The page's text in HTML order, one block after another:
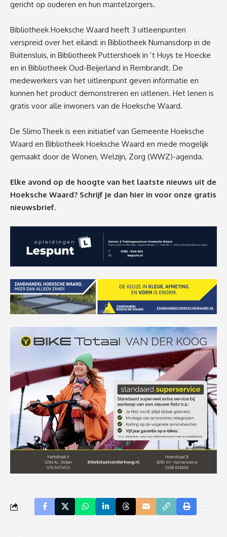
gericht op ouderen en hun mantelzorgers.
Bibliotheek Hoeksche Waard heeft 3 uitleenpunten
verspreid over het eiland: in Bibliotheek Numansdorp in de
Buitensluis, in Bibliotheek Puttershoek in ’t Huys te Hoecke
en in Bibliotheek Oud-Beijerland in Rembrandt. De
medewerkers van het uitleenpunt geven informatie en
kunnen het product demonstreren en uitlenen. Het lenen is
gratis voor alle inwoners van de Hoeksche Waard.
De SlimoTheek is een initiatief van Gemeente Hoeksche
Waard en Bibliotheek Hoeksche Waard en mede mogelijk
gemaakt door de Wonen, Welzijn, Zorg (WWZ)-agenda.
Elke avond op de hoogte van het laatste nieuws uit de
Hoeksche Waard? Schrijf je dan hier in voor onze gratis
nieuwsbrief.